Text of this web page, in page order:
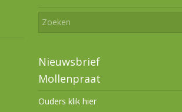
Nieuwsbrief
Mollenpraat
Ouders klik hier